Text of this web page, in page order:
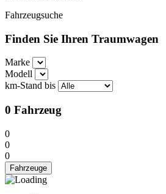
Fahrzeugsuche
Finden Sie Ihren Traumwagen
Marke
Modell
km-Stand bis
0 Fahrzeug
0
0
0
Fahrzeuge